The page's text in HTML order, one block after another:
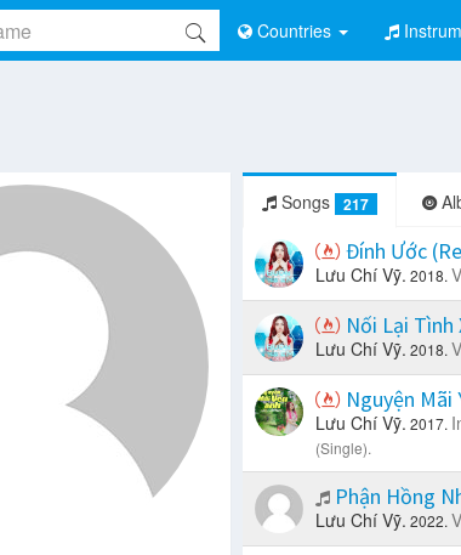
Countries
Songs 217
Đính Ước
Lưu Chí Vỹ. 2018.
Nối Lại Tình
Lưu Chí Vỹ. 2018.
Nguyện Mãi
Lưu Chí Vỹ. 2017.
(Single).
Phận Hồng
Lưu Chí Vỹ. 2022.